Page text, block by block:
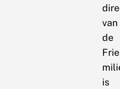
van
de
is